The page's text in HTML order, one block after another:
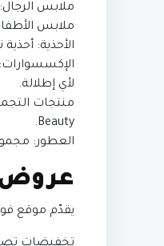
ملابس الرجال:
ملابس
الأحذية:
لأي إطلالة.
Beauty.
العطور:
عروض
يقدّم موقع